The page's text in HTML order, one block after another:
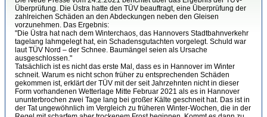
Überprüfung. Die Üstra hatte den TÜV beauftragt, eine Überprüfung der
zahlreichen Schäden an den Abdeckungen neben den Gleisen
vorzunehmen. Das Ergebnis:
"Die Üstra hat nach dem Winterchaos, das Hannovers Stadtbahnverkehr
tagelang lahmgelegt hat, ein Schadensgutachten vorgelegt. Schuld war
laut TÜV Nord – der Schnee. Baumängel seien als Ursache
ausgeschlossen."
Tatsächlich ist es nicht das erste Mal, dass es in Hannover im Winter
schneit. Warum es nicht schon früher zu entsprechenden Schäden
gekommen ist, erklärt der TÜV mit der seit Jahrzehnten nicht in dieser
Form vorhandenen Wetterlage Mitte Februar 2021 als es in Hannover
ununterbrochen zwei Tage lang bei großer Kälte geschneit hat. Das ist in
der Tat ungewöhnlich im Vergleich zu früheren Winter-Wochen, die in der